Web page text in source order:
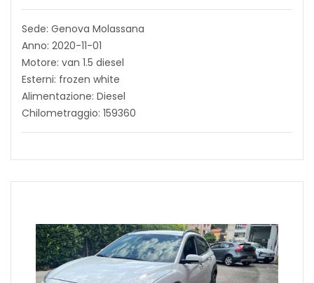
Sede: Genova Molassana
Anno: 2020-11-01
Motore: van 1.5 diesel
Esterni: frozen white
Alimentazione: Diesel
Chilometraggio: 159360